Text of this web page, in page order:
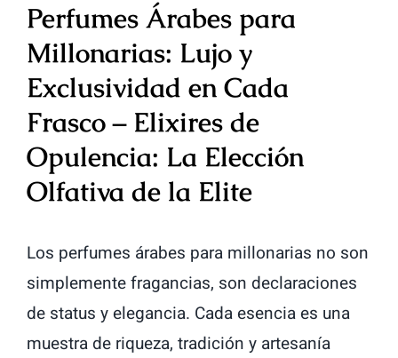
Perfumes Árabes para
Millonarias: Lujo y
Exclusividad en Cada
Frasco – Elixires de
Opulencia: La Elección
Olfativa de la Elite
Los perfumes árabes para millonarias no son
simplemente fragancias, son declaraciones
de status y elegancia. Cada esencia es una
muestra de riqueza, tradición y artesanía